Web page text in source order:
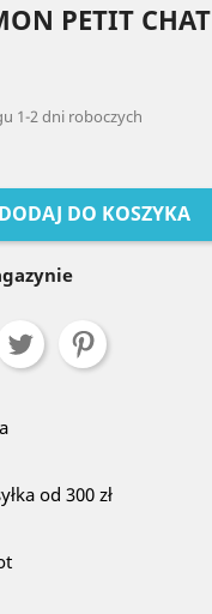
PETIT CHAT
1-2 dni roboczych
DODAJ DO KOSZYKA
od 300 zł